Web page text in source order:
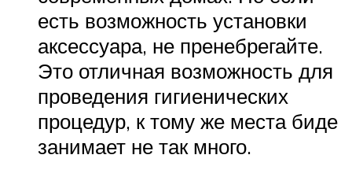
есть возможность установки
аксессуара, не пренебрегайте.
Это отличная возможность для
проведения гигиенических
процедур, к тому же места биде
занимает не так много.